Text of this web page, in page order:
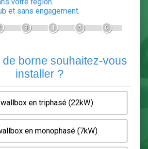
de borne de
demandez3 devis comparatifs
pub et sans engagement.
2 3 6
de borne souhaitez-
installer ?